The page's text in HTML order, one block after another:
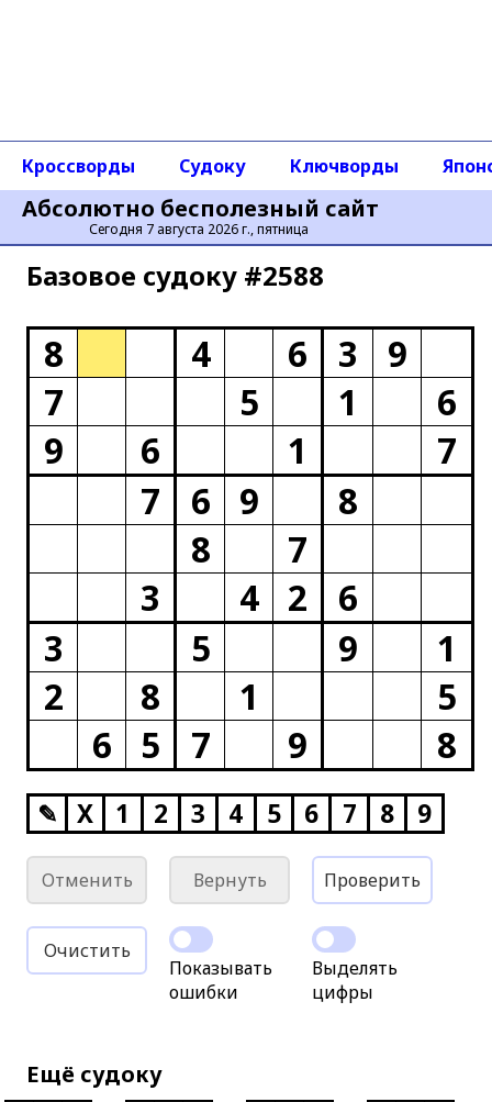
Абсолютно бесполезный сайт
Сегодня 7 августа 2026 г., пятница
Кроссворды Судоку Ключворды
Базовое cудоку #2588
8 4 6 3
9
7
5 1
6
9
6 1
7
7
6 9
8
8
7
3
4 2
6
3
5 9
1
2
8 1
5
6
5 7 9 8
✎ X 1 2 3 4 5 6 7 8 9
Отменить Вернуть Проверить
Очистить
Показывать
ошибки
Выделять
цифры
Ещё судоку